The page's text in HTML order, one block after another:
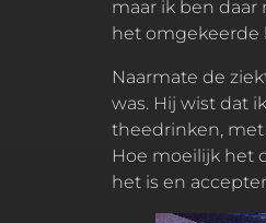
maar ik ben
het omgekeerde
Naarmate de
was. Hij wist dat
theedrinken, met
Hoe moeilijk het
het is en